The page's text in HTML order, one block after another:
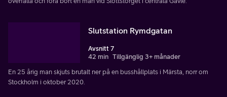
Slutstation Rymdgatan
Avsnitt 7
42 min Tillgänglig 3+ månader
En 25 årig man skjuts brutalt ner på en busshållplats i Märsta, norr om
Stockholm i oktober 2020.